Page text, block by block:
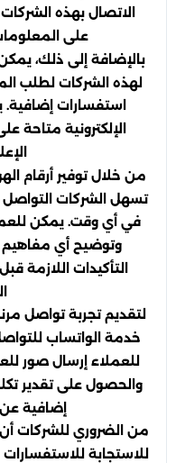
الاتصال بهذه
على
بالإضافة إلى ذلك، يمكن
لهذه الشركات لطلب
استفسارات
الإلكترونية متاحة
من خلال توفير أرقام
تسهل الشركات
في أي وقت. يمكن
وتوضيح أي
التأكيدات اللازمة
لتقديم تجربة تواصل
خدمة الواتساب
للعملاء إرسال صور
والحصول على تقدير
إضافية
من الضروري للشركات
للاستجابة